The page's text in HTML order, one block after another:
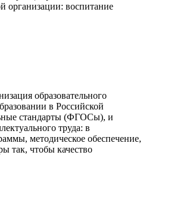
организации: воспитание
образовательного
в Российской
стандарты (ФГОСы), и
труда: в
методическое обеспечение,
так, чтобы качество